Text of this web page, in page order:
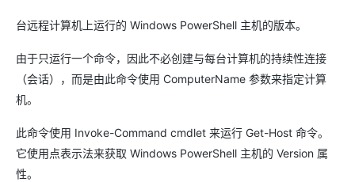
台远程计算机上运行的 Windows PowerShell 主机的版本。
由于只运行一个命令，因此不必创建与每台计算机的持续性连接
（会话），而是由此命令使用 ComputerName 参数来指定计算
机。
此命令使用 Invoke-Command cmdlet 来运行 Get-Host 命令。
它使用点表示法来获取 Windows PowerShell 主机的 Version 属
性。